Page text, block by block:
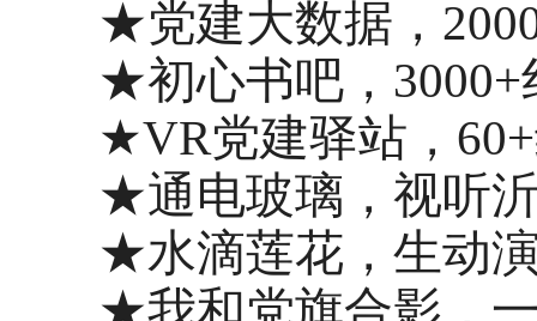
★党建大数据，
★初心书吧，
★VR党建驿站，
★通电玻璃，视听
★水滴莲花，生动